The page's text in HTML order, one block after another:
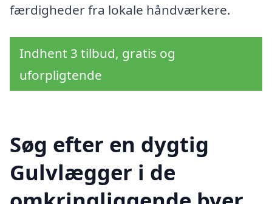
færdigheder fra lokale håndværkere.
Indhent 3 tilbud, gratis og
uforpligtende
Søg efter en dygtig
Gulvlægger i de